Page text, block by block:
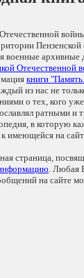
военные архивные
Отечественной
книги
из нас не
о тех, кого
ратными
в которую
к имеющейся на
страница,
. Любая
на сайте